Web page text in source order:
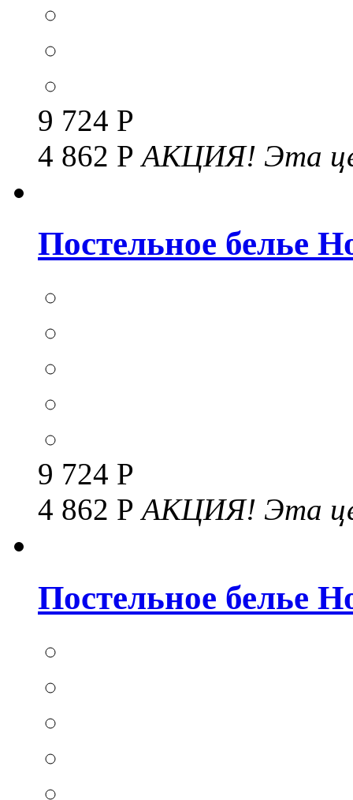
9 724 Р
4 862 Р АКЦИЯ! Эта
Постельное белье
9 724 Р
4 862 РАКЦИЯ! Эта
Постельное белье